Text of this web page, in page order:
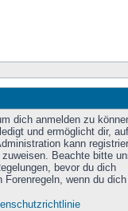
dich anmelden zu
und ermöglicht dir, auf
kann
Beachte bitte
bevor du dich
wenn du